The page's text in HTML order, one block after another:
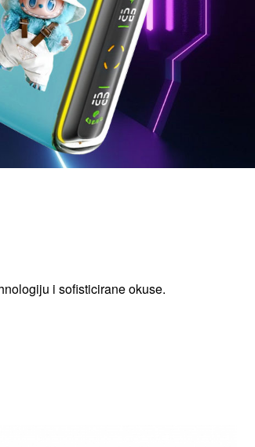
i sofisticirane okuse.